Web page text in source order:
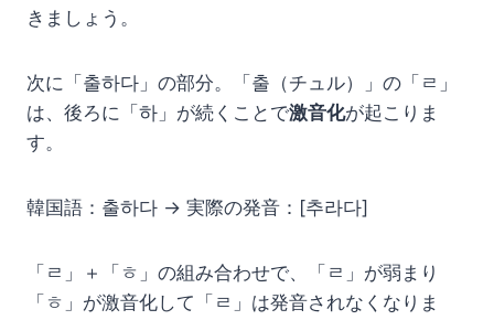
きましょう。
次に「출하다」の部分。「출（チュル）」の「ㄹ」
は、後ろに「하」が続くことで激音化が起こりま
す。
韓国語：출하다 → 実際の発音：[추라다]
「ㄹ」＋「ㅎ」の組み合わせで、「ㄹ」が弱まり
「ㅎ」が激音化して「ㄹ」は発音されなくなりま